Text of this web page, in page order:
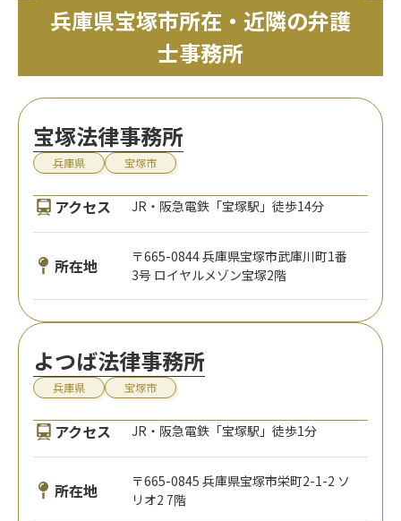
兵庫県宝塚市所在・近隣の弁護
士事務所
宝塚法律事務所
兵庫県 宝塚市
アクセス JR・阪急電鉄「宝塚駅」徒歩14分
所在地
〒665-0844 兵庫県宝塚市武庫川町1番
3号 ロイヤルメゾン宝塚2階
よつば法律事務所
兵庫県 宝塚市
アクセス JR・阪急電鉄「宝塚駅」徒歩1分
所在地
〒665-0845 兵庫県宝塚市栄町2-1-2 ソ
リオ2 7階